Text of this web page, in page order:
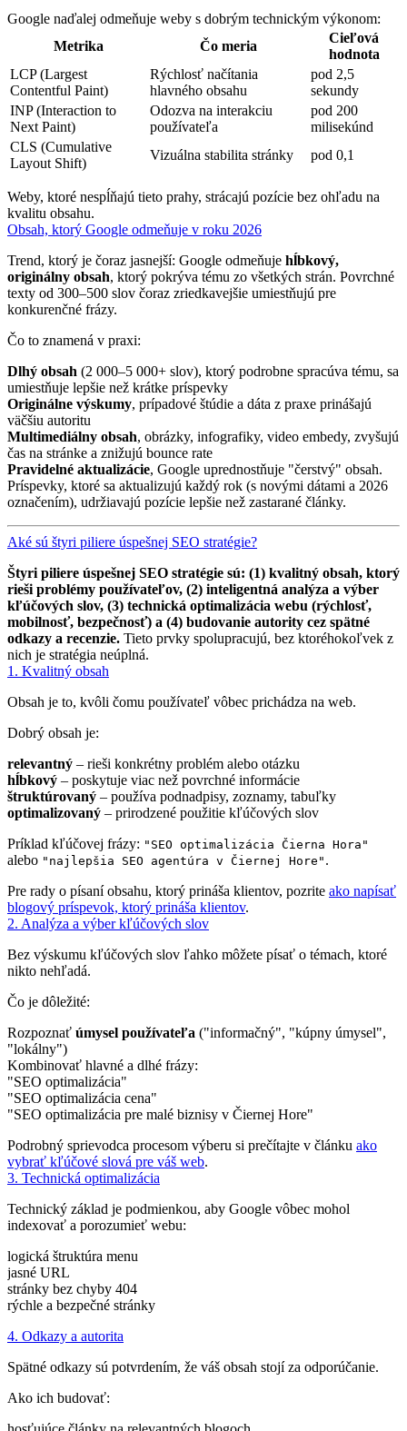
Google naďalej odmeňuje weby s dobrým technickým výkonom:
Metrika
Čo meria
Cieľová
hodnota
LCP (Largest
Contentful Paint)
Rýchlosť načítania
hlavného obsahu
pod 2,5
sekundy
INP (Interaction to
Next Paint)
Odozva na interakciu
používateľa
pod 200
milisekúnd
CLS (Cumulative
Layout Shift)
Vizuálna stabilita stránky pod 0,1
Weby, ktoré nespĺňajú tieto prahy, strácajú pozície bez ohľadu na
kvalitu obsahu.
Obsah, ktorý Google odmeňuje v roku 2026
Trend, ktorý je čoraz jasnejší: Google odmeňuje hĺbkový,
originálny obsah, ktorý pokrýva tému zo všetkých strán. Povrchné
texty od 300–500 slov čoraz zriedkavejšie umiestňujú pre
konkurenčné frázy.
Čo to znamená v praxi:
Dlhý obsah (2 000–5 000+ slov), ktorý podrobne spracúva tému, sa
umiestňuje lepšie než krátke príspevky
Originálne výskumy, prípadové štúdie a dáta z praxe prinášajú
väčšiu autoritu
Multimediálny obsah, obrázky, infografiky, video embedy, zvyšujú
čas na stránke a znižujú bounce rate
Pravidelné aktualizácie, Google uprednostňuje "čerstvý" obsah.
Príspevky, ktoré sa aktualizujú každý rok (s novými dátami a 2026
označením), udržiavajú pozície lepšie než zastarané články.
Aké sú štyri piliere úspešnej SEO stratégie?
Štyri piliere úspešnej SEO stratégie sú: (1) kvalitný obsah, ktorý
rieši problémy používateľov, (2) inteligentná analýza a výber
kľúčových slov, (3) technická optimalizácia webu (rýchlosť,
mobilnosť, bezpečnosť) a (4) budovanie autority cez spätné
odkazy a recenzie. Tieto prvky spolupracujú, bez ktoréhokoľvek z
nich je stratégia neúplná.
1. Kvalitný obsah
Obsah je to, kvôli čomu používateľ vôbec prichádza na web.
Dobrý obsah je:
relevantný – rieši konkrétny problém alebo otázku
hĺbkový – poskytuje viac než povrchné informácie
štruktúrovaný – používa podnadpisy, zoznamy, tabuľky
optimalizovaný – prirodzené použitie kľúčových slov
Príklad kľúčovej frázy: "SEO optimalizácia Čierna Hora"
alebo "najlepšia SEO agentúra v Čiernej Hore" .
Pre rady o písaní obsahu, ktorý prináša klientov, pozrite ako napísať
blogový príspevok, ktorý prináša klientov.
2. Analýza a výber kľúčových slov
Bez výskumu kľúčových slov ľahko môžete písať o témach, ktoré
nikto nehľadá.
Čo je dôležité:
Rozpoznať úmysel používateľa ("informačný", "kúpny úmysel",
"lokálny")
Kombinovať hlavné a dlhé frázy:
"SEO optimalizácia"
"SEO optimalizácia cena"
"SEO optimalizácia pre malé biznisy v Čiernej Hore"
Podrobný sprievodca procesom výberu si prečítajte v článku ako
vybrať kľúčové slová pre váš web.
3. Technická optimalizácia
Technický základ je podmienkou, aby Google vôbec mohol
indexovať a porozumieť webu:
logická štruktúra menu
jasné URL
stránky bez chyby 404
rýchle a bezpečné stránky
4. Odkazy a autorita
Spätné odkazy sú potvrdením, že váš obsah stojí za odporúčanie.
Ako ich budovať: